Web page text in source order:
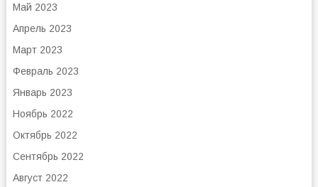
Май 2023
Апрель 2023
Март 2023
Февраль 2023
Январь 2023
Ноябрь 2022
Октябрь 2022
Сентябрь 2022
Август 2022